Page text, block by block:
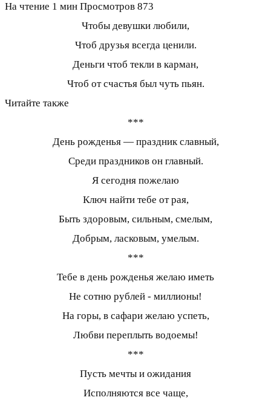
На чтение 1 мин Просмотров 873
Чтобы девушки любили,
Чтоб друзья всегда ценили.
Деньги чтоб текли в карман,
Чтоб от счастья был чуть пьян.
Читайте также
***
День рожденья — праздник славный,
Среди праздников он главный.
Я сегодня пожелаю
Ключ найти тебе от рая,
Быть здоровым, сильным, смелым,
Добрым, ласковым, умелым.
***
Тебе в день рожденья желаю иметь
Не сотню рублей - миллионы!
На горы, в сафари желаю успеть,
Любви переплыть водоемы!
***
Пусть мечты и ожидания
Исполняются все чаще,